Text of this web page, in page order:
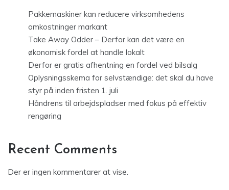
Pakkemaskiner kan reducere virksomhedens
omkostninger markant
Take Away Odder – Derfor kan det være en
økonomisk fordel at handle lokalt
Derfor er gratis afhentning en fordel ved bilsalg
Oplysningsskema for selvstændige: det skal du have
styr på inden fristen 1. juli
Håndrens til arbejdspladser med fokus på effektiv
rengøring
Recent Comments
Der er ingen kommentarer at vise.